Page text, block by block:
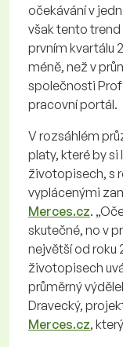
očekávání v
však tento
prvním kvartálu
méně, než v
společnosti
pracovní portál.
V rozsáhlém
platy, které by si
životopisech, s
vyplácenými
Merces.cz.
skutečné, no v
největší od roku
životopisech
průměrný
Dravecký,
Merces.cz,